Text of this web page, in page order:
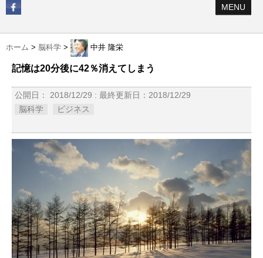
MENU
ホーム > 脳科学 > 中井 隆栄
記憶は20分後に42％消えてしまう
公開日： 2018/12/29 : 最終更新日：2018/12/29
脳科学
ビジネス